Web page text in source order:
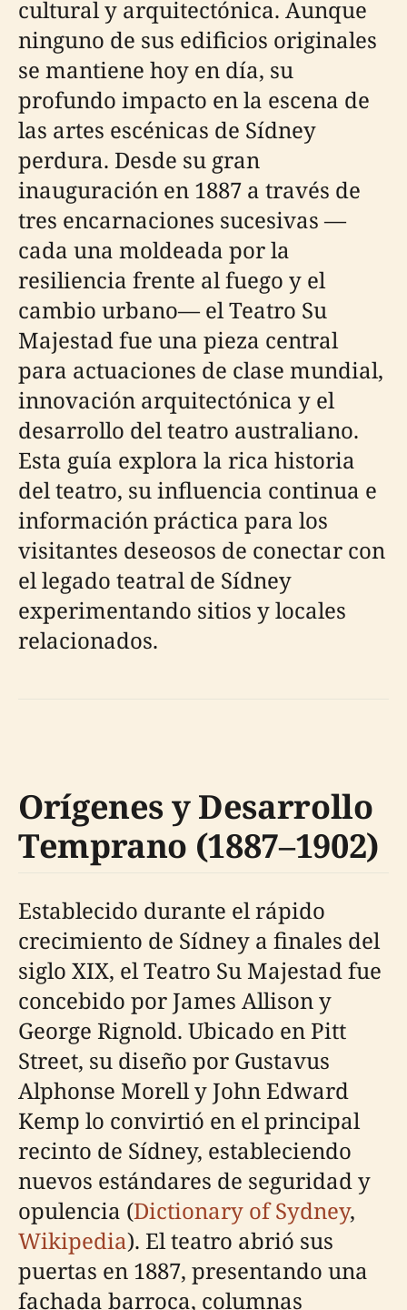
cultural y arquitectónica. Aunque
ninguno de sus edificios originales
se mantiene hoy en día, su
profundo impacto en la escena de
las artes escénicas de Sídney
perdura. Desde su gran
inauguración en 1887 a través de
tres encarnaciones sucesivas —
cada una moldeada por la
resiliencia frente al fuego y el
cambio urbano— el Teatro Su
Majestad fue una pieza central
para actuaciones de clase mundial,
innovación arquitectónica y el
desarrollo del teatro australiano.
Esta guía explora la rica historia
del teatro, su influencia continua e
información práctica para los
visitantes deseosos de conectar con
el legado teatral de Sídney
experimentando sitios y locales
relacionados.
Orígenes y Desarrollo
Temprano (1887–1902)
Establecido durante el rápido
crecimiento de Sídney a finales del
siglo XIX, el Teatro Su Majestad fue
concebido por James Allison y
George Rignold. Ubicado en Pitt
Street, su diseño por Gustavus
Alphonse Morell y John Edward
Kemp lo convirtió en el principal
recinto de Sídney, estableciendo
nuevos estándares de seguridad y
opulencia (Dictionary of Sydney,
Wikipedia). El teatro abrió sus
puertas en 1887, presentando una
fachada barroca, columnas